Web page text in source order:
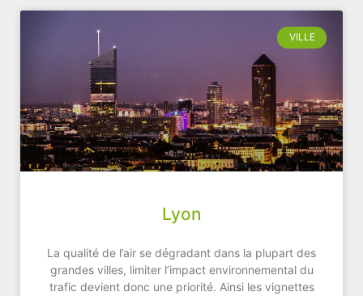
VILLE
Lyon
La qualité de l’air se dégradant dans la plupart des
grandes villes, limiter l’impact environnemental du
trafic devient donc une priorité. Ainsi les vignettes